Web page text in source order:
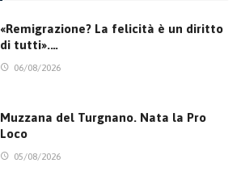
«Remigrazione? La felicità è un diritto
di tutti».…
06/08/2026
Muzzana del Turgnano. Nata la Pro
Loco
05/08/2026